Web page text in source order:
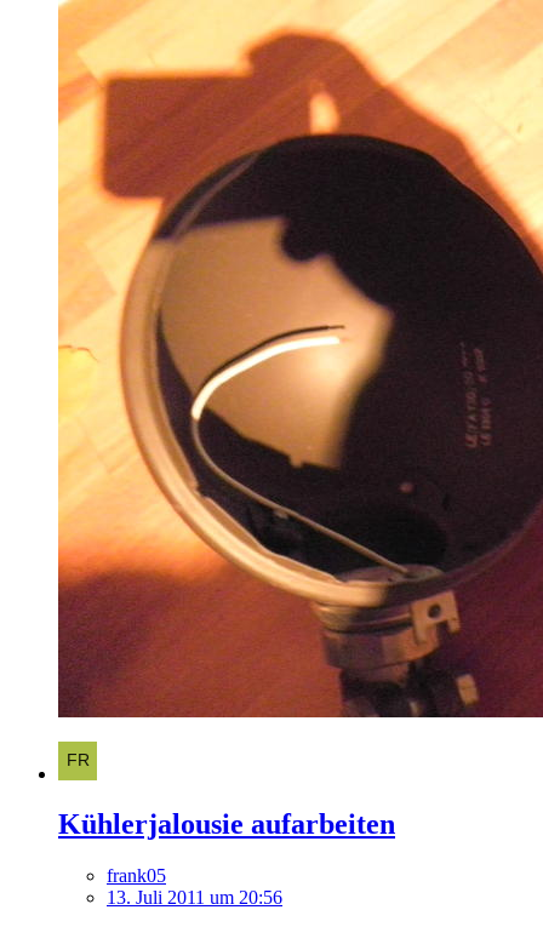
Kühlerjalousie aufarbeiten
frank05
13. Juli 2011 um 20:56